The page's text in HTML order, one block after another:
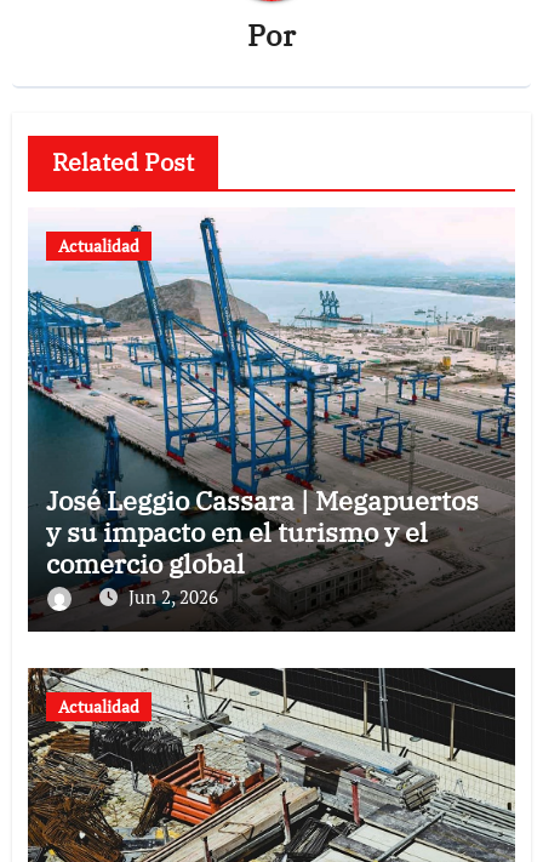
Por
Related Post
Actualidad
José Leggio Cassara | Megapuertos
y su impacto en el turismo y el
comercio global
Jun 2, 2026
Actualidad